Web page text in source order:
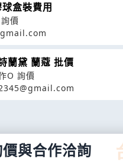
盒裝費用
價
蘭黛 蘭蔻 批價
O 詢價
與合作洽詢